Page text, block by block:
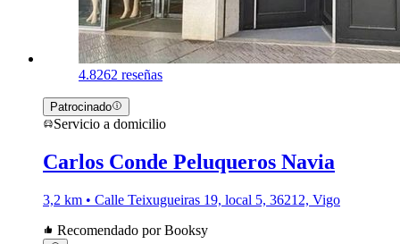
4.8262 reseñas
Patrocinado
Servicio a domicilio
Carlos Conde Peluqueros Navia
3,2 km • Calle Teixugueiras 19, local 5, 36212, Vigo
Recomendado por Booksy